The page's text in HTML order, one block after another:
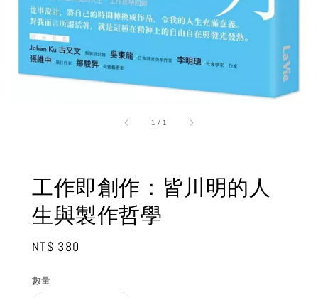
1 / 1
工作即創作：皆川明的人
生與製作哲學
Regular
NT$ 380
數量